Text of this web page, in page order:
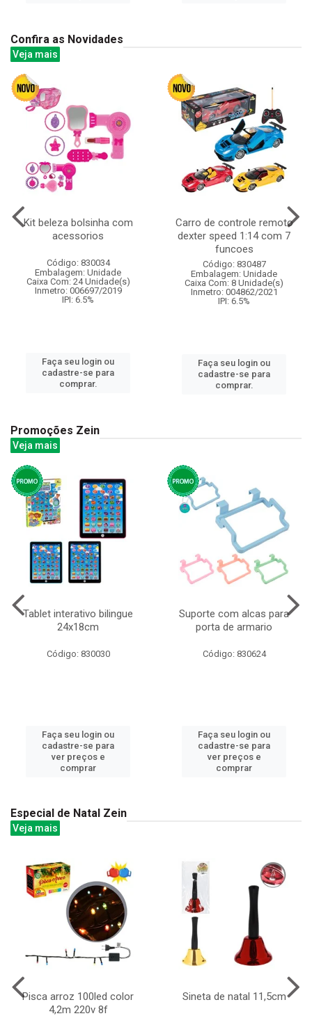
Confira as Novidades
Veja mais
Kit beleza bolsinha com
acessorios
Código: 830034
Embalagem: Unidade
Caixa Com: 24 Unidade(s)
Inmetro: 006697/2019
IPI: 6.5%
Faça seu login ou
cadastre-se para
comprar.
Carro de controle remoto
dexter speed 1:14 com 7
funcoes
Código: 830487
Embalagem: Unidade
Caixa Com: 8 Unidade(s)
Inmetro: 004862/2021
IPI: 6.5%
Faça seu login ou
cadastre-se para
comprar.
Promoções Zein
Veja mais
Tablet interativo bilingue
24x18cm
Código: 830030
Faça seu login ou
cadastre-se para
ver preços e
comprar
Suporte com alcas para
porta de armario
Código: 830624
Faça seu login ou
cadastre-se para
ver preços e
comprar
Especial de Natal Zein
Veja mais
Pisca arroz 100led color
4,2m 220v 8f
Sineta de natal 11,5cm